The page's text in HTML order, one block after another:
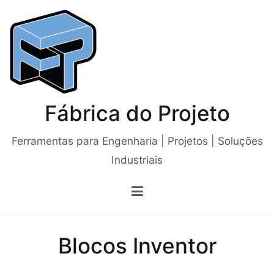
para
conteúdo
Fábrica do Projeto
Ferramentas para Engenharia | Projetos | Soluções
Industriais
Blocos Inventor